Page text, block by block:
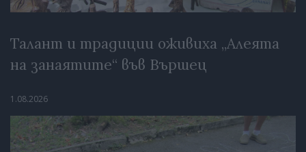
Талант и традиции оживиха „Алеята
на занаятите“ във Вършец
1.08.2026